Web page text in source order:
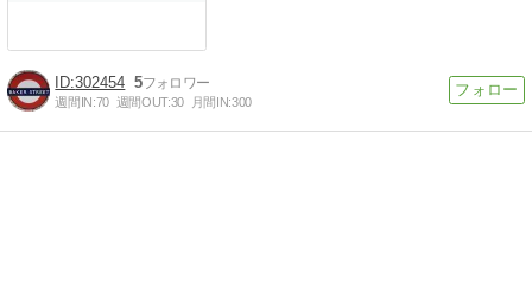
302454 5
週間IN:70 週間OUT:30 月間IN:300